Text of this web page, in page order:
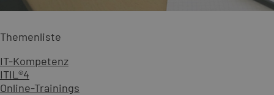
Themenliste
IT-Kompetenz
ITIL®4
Online-Trainings